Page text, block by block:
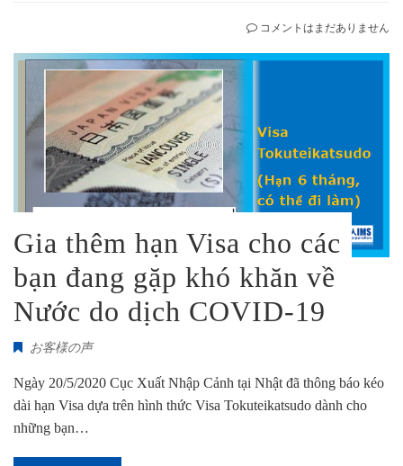
コメントはまだありません
Gia thêm hạn Visa cho các
bạn đang gặp khó khăn về
Nước do dịch COVID-19
お客様の声
Ngày 20/5/2020 Cục Xuất Nhập Cảnh tại Nhật đã thông báo kéo
dài hạn Visa dựa trên hình thức Visa Tokuteikatsudo dành cho
những bạn…